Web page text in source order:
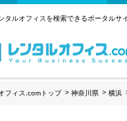
タルオフィスを検索できるポータルサ
フィス.comトップ 神奈川県 横浜